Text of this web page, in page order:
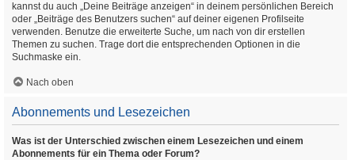
kannst du auch „Deine Beiträge anzeigen“ in deinem persönlichen Bereich
oder „Beiträge des Benutzers suchen“ auf deiner eigenen Profilseite
verwenden. Benutze die erweiterte Suche, um nach von dir erstellen
Themen zu suchen. Trage dort die entsprechenden Optionen in die
Suchmaske ein.
Nach oben
Abonnements und Lesezeichen
Was ist der Unterschied zwischen einem Lesezeichen und einem
Abonnements für ein Thema oder Forum?